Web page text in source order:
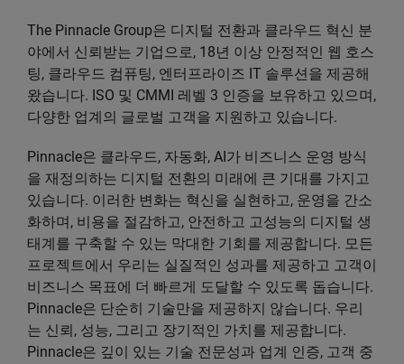
The Pinnacle Group은 디지털 전환과 클라우드 혁신 분
야에서 신뢰받는 기업으로, 18년 이상 안정적인 웹 호스
팅, 클라우드 컴퓨팅, 엔터프라이즈 IT 솔루션을 제공해
왔습니다. ISO 및 CMMI 레벨 3 인증을 보유하고 있으며,
다양한 업계의 글로벌 고객을 지원하고 있습니다.
Pinnacle은 클라우드, 자동화, AI가 비즈니스 운영 방식
을 재정의하는 디지털 전환의 미래에 큰 기대를 가지고
있습니다. 이러한 변화는 혁신을 실현하고, 운영을 간소
화하며, 비용을 절감하고, 안전하고 고성능의 디지털 생
태계를 구축할 수 있는 막대한 기회를 제공합니다. 모든
프로젝트에서 우리는 실질적인 성과를 제공하고 고객이
비즈니스 목표에 더 빠르게 도달할 수 있도록 돕습니다.
Pinnacle은 단순히 기술만을 제공하지 않습니다. 우리
는 신뢰, 성능, 그리고 장기적인 가치를 제공합니다.
Pinnacle은 깊이 있는 기술 전문성과 업계 인증, 고객 중